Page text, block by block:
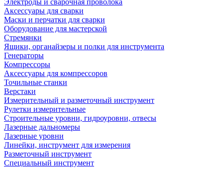
Электроды и сварочная проволока
Аксессуары для сварки
Маски и перчатки для сварки
Оборудование для мастерской
Стремянки
Ящики, органайзеры и полки для инструмента
Генераторы
Компрессоры
Аксессуары для компрессоров
Точильные станки
Верстаки
Измерительный и разметочный инструмент
Рулетки измерительные
Строительные уровни, гидроуровни, отвесы
Лазерные дальномеры
Лазерные уровни
Линейки, инструмент для измерения
Разметочный инструмент
Специальный инструмент